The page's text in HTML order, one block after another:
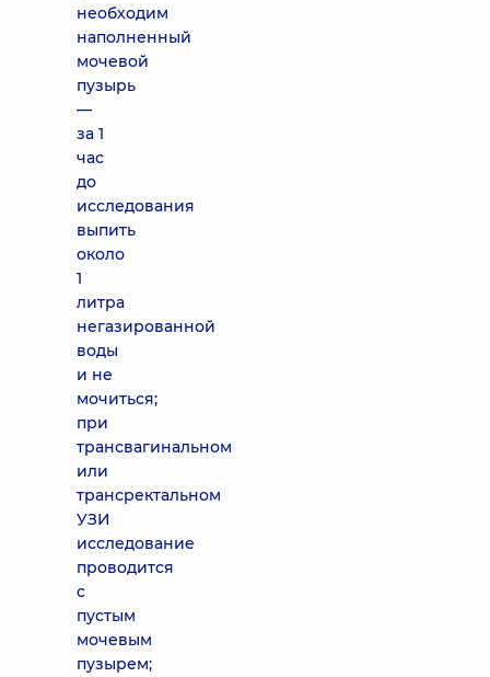
необходим
наполненный
мочевой
пузырь
—
за 1
час
до
исследования
выпить
около
1
литра
негазированной
воды
и не
мочиться;
при
трансвагинальном
или
трансректальном
УЗИ
исследование
проводится
с
пустым
мочевым
пузырем;